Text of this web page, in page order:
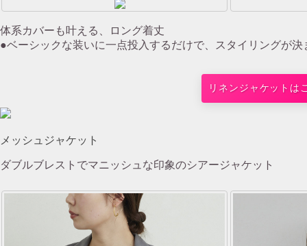
体系カバーも叶える、ロング着丈
●ベーシックな装いに一点投入するだけで、スタイリングが決
リネンジャケットは
メッシュジャケット
ダブルブレストでマニッシュな印象のシアージャケット